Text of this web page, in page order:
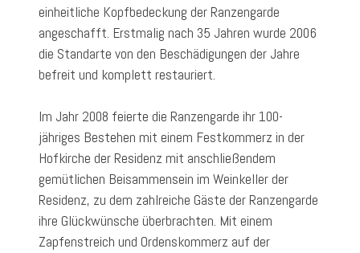
einheitliche Kopfbedeckung der Ranzengarde
angeschafft. Erstmalig nach 35 Jahren wurde 2006
die Standarte von den Beschädigungen der Jahre
befreit und komplett restauriert.
Im Jahr 2008 feierte die Ranzengarde ihr 100-
jähriges Bestehen mit einem Festkommerz in der
Hofkirche der Residenz mit anschließendem
gemütlichen Beisammensein im Weinkeller der
Residenz, zu dem zahlreiche Gäste der Ranzengarde
ihre Glückwünsche überbrachten. Mit einem
Zapfenstreich und Ordenskommerz auf der